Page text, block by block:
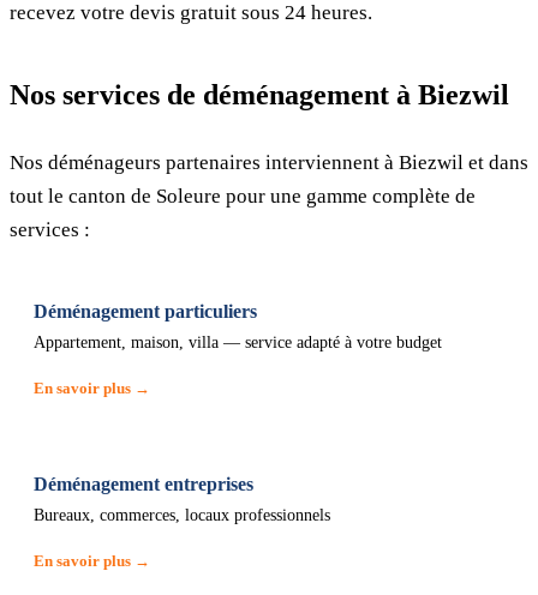
recevez votre devis gratuit sous 24 heures.
Nos services de déménagement à Biezwil
Nos déménageurs partenaires interviennent à Biezwil et dans
tout le canton de Soleure pour une gamme complète de
services :
Déménagement particuliers
Appartement, maison, villa — service adapté à votre budget
En savoir plus →
Déménagement entreprises
Bureaux, commerces, locaux professionnels
En savoir plus →